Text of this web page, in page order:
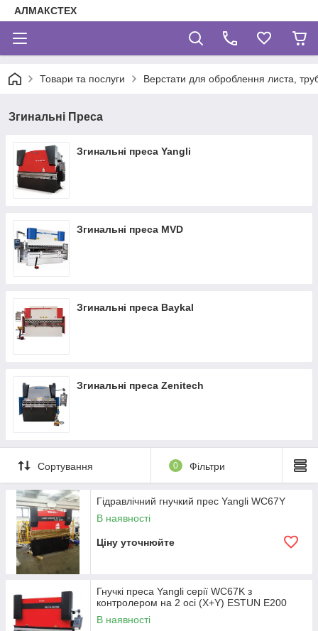
АЛМАКСТЕХ
Товари та послуги Верстати для оброблення листа,
Згинальні Преса
Згинальні преса Yangli
Згинальні преса MVD
Згинальні преса Baykal
Згинальні преса Zenitech
Сортування 0 Фільтри
Гідравлічний гнучкий прес Yangli WC67Y
В наявності
Ціну уточнюйте
Гнучкі преса Yangli серії WC67K з
контролером на 2 осі (X+Y) ESTUN E200
В наявності